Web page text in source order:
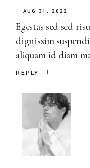
AUG 31, 2022
Egestas sed sed
dignissim
aliquam id diam
REPLY